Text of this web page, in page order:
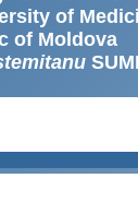
of
of Moldova